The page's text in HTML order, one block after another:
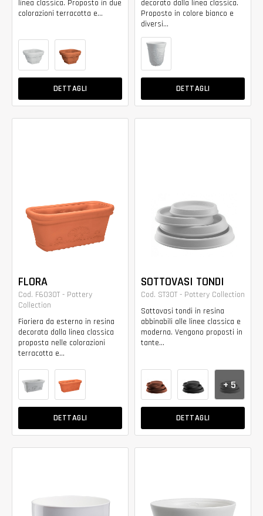
linea classica. Proposto in due
colorazioni terracotta e...
DETTAGLI
decorato dalla linea classica.
Proposto in colore bianco e
diversi...
DETTAGLI
FLORA
Cod. F6030T - Pottery
Collection
Fioriera da esterno in resina
decorata dalla linea classica
proposta nelle colorazioni
terracotta e...
DETTAGLI
SOTTOVASI TONDI
Cod. ST30T - Pottery Collection
Sottovasi tondi in resina
abbinabili alle linee classica e
moderna. Vengono proposti in
tante...
DETTAGLI
+ 5